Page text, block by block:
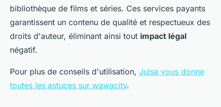
bibliothèque de films et séries. Ces services payants
garantissent un contenu de qualité et respectueux des
droits d'auteur, éliminant ainsi tout impact légal
négatif.
Pour plus de conseils d'utilisation, Julsa vous donne
toutes les astuces sur wawacity.